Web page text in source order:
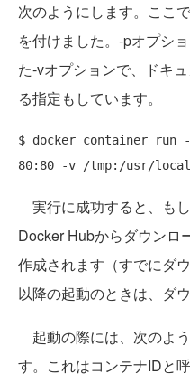
次のようにします。ここ
を付けました。-pオプシ
た-vオプションで、ドキ
る指定もしています。
$ docker container run
実行に成功すると、も
Docker Hubからダウンロ
作成されます（すでにダ
以降の起動のときは、ダ
起動の際には、次のよ
す。これはコンテナIDと